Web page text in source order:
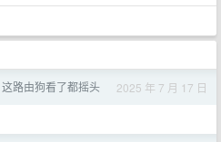
这路由狗看了都摇头 2025 年 7 月 17 日